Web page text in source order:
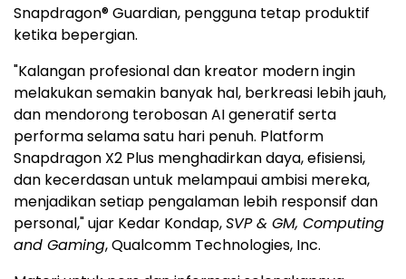
Snapdragon® Guardian, pengguna tetap produktif
ketika bepergian.
"Kalangan profesional dan kreator modern ingin
melakukan semakin banyak hal, berkreasi lebih jauh,
dan mendorong terobosan AI generatif serta
performa selama satu hari penuh. Platform
Snapdragon X2 Plus menghadirkan daya, efisiensi,
dan kecerdasan untuk melampaui ambisi mereka,
menjadikan setiap pengalaman lebih responsif dan
personal," ujar Kedar Kondap,SVP & GM, Computing
and Gaming, Qualcomm Technologies, Inc.